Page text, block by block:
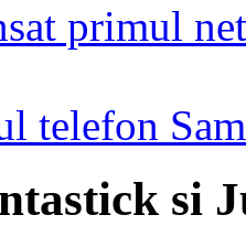
primul
telefon
si